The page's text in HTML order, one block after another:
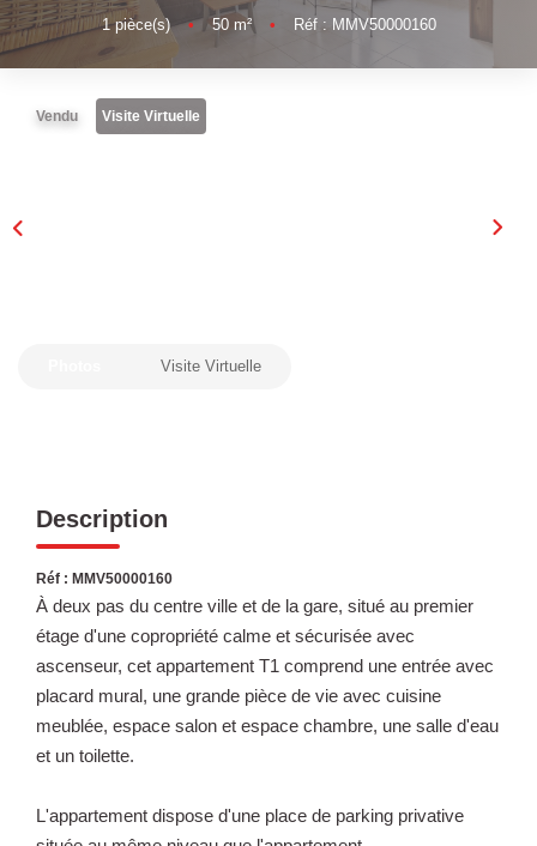
NOS AGENCES
Laurent Immobilier Tournus
Laurent Immobilier Pont De Vaux
1pièce(s) • 50m² • Réf : MMV50000160
Vendu Visite Virtuelle
Visite Virtuelle
Description
Réf : MMV50000160
À deux pas du centre ville et de la gare, situé au premier
étage d'une copropriété calme et sécurisée avec
ascenseur, cet appartement T1 comprend une entrée avec
placard mural, une grande pièce de vie avec cuisine
meublée, espace salon et espace chambre, une salle d'eau
et un toilette.
L'appartement dispose d'une place de parking privative